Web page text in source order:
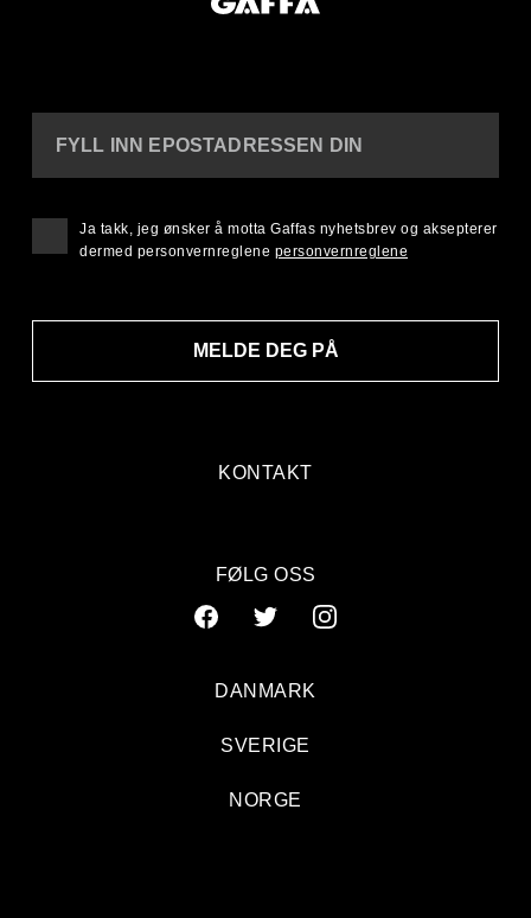
KONTAKT
FYLL INN EPOSTADRESSEN DIN
MELDE DEG PÅ
Ja takk, jeg ønsker å motta Gaffas nyhetsbrev og aksepterer
dermed personvernreglene personvernreglene
FØLG OSS
DANMARK
SVERIGE
NORGE